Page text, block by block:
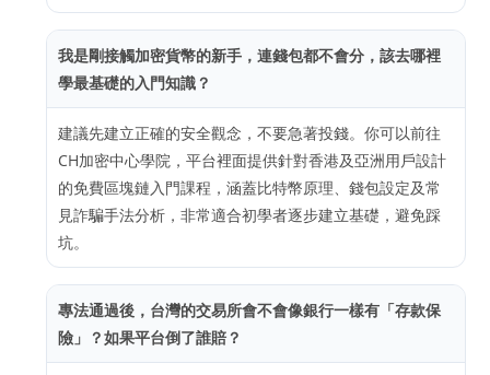
我是剛接觸加密貨幣的新手，連錢包都不會分，該去哪裡
學最基礎的入門知識？
建議先建立正確的安全觀念，不要急著投錢。你可以前往
CH加密中心學院，平台裡面提供針對香港及亞洲用戶設計
的免費區塊鏈入門課程，涵蓋比特幣原理、錢包設定及常
見詐騙手法分析，非常適合初學者逐步建立基礎，避免踩
坑。
專法通過後，台灣的交易所會不會像銀行一樣有「存款保
險」？如果平台倒了誰賠？